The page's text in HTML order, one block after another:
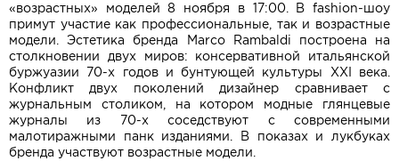
«возрастных» моделей 8 ноября в 17:00. В fashion-шоу
примут участие как профессиональные, так и возрастные
модели. Эстетика бренда Marco Rambaldi построена на
столкновении двух миров: консервативной итальянской
буржуазии 70-х годов и бунтующей культуры XXI века.
Конфликт двух поколений дизайнер сравнивает с
журнальным столиком, на котором модные глянцевые
журналы из 70-х соседствуют с современными
малотиражными панк изданиями. В показах и лукбуках
бренда участвуют возрастные модели.